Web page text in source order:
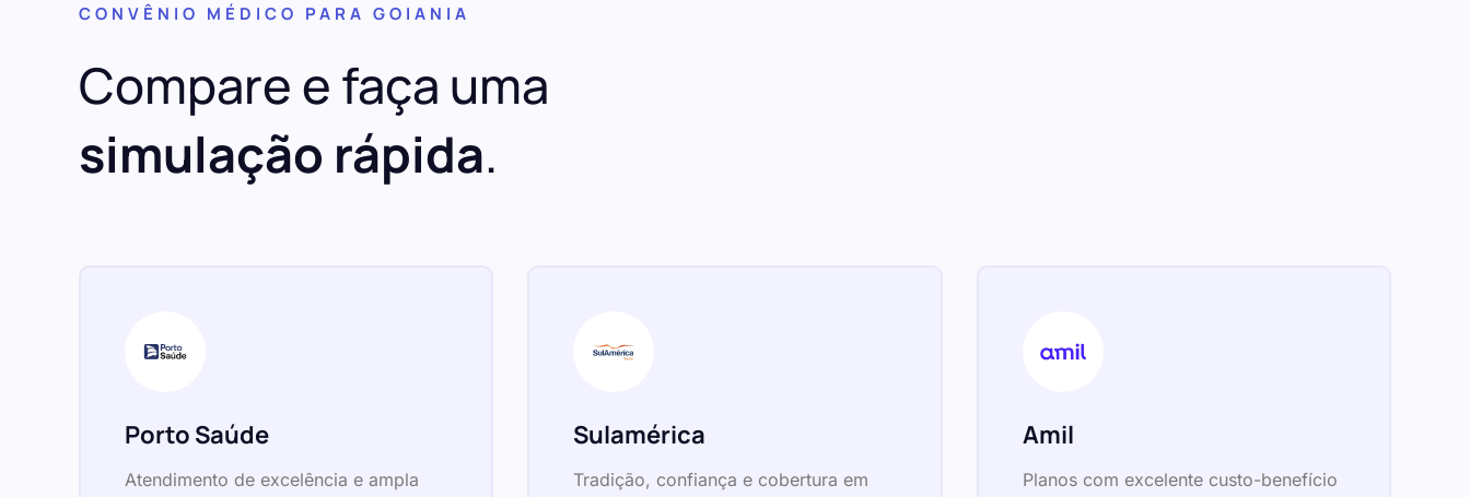
CONVÊNIO MÉDICO PARA GOIANIA
Compare e faça uma
simulação rápida.
Porto Saúde
Atendimento de excelência e ampla
Sulamérica
Tradição, confiança e cobertura em
Amil
Planos com excelente custo-benefício